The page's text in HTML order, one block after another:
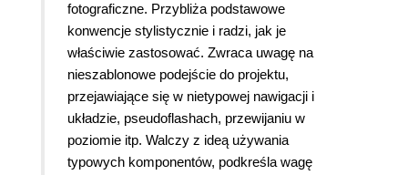
fotograficzne. Przybliża podstawowe
konwencje stylistycznie i radzi, jak je
właściwie zastosować. Zwraca uwagę na
nieszablonowe podejście do projektu,
przejawiające się w nietypowej nawigacji i
układzie, pseudoflashach, przewijaniu w
poziomie itp. Walczy z ideą używania
typowych komponentów, podkreśla wagę